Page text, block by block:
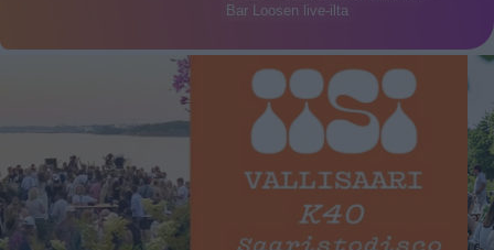
Bar Loosen live-ilta